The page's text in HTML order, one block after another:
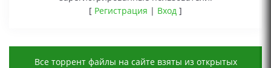
[ Регистрация | Вход ]
Все торрент файлы на сайте взяты из открытых